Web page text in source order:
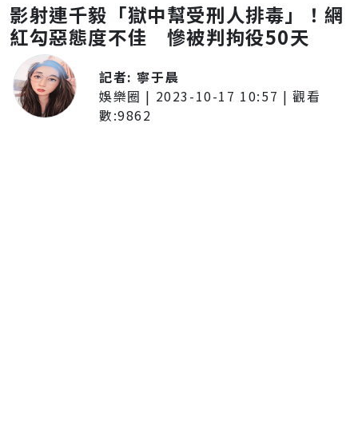
影射連千毅「獄中幫受刑人排毒」！網
紅勾惡態度不佳 慘被判拘役50天
記者: 寧于晨
娛樂圈 | 2023-10-17 10:57 | 觀看
數:9862